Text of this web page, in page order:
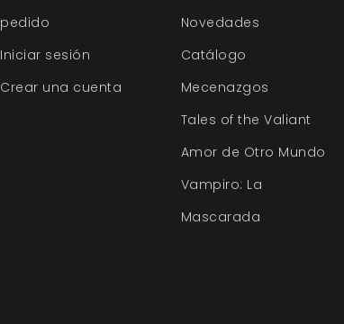
pedido
Iniciar sesión
Crear una cuenta
Novedades
Catálogo
Mecenazgos
Tales of the Valiant
Amor de Otro Mundo
Vampiro: La
Mascarada